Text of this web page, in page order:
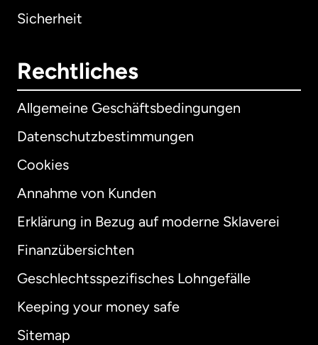
Sicherheit
Rechtliches
Allgemeine Geschäftsbedingungen
Datenschutzbestimmungen
Cookies
Annahme von Kunden
Erklärung in Bezug auf moderne Sklaverei
Finanzübersichten
Geschlechtsspezifisches Lohngefälle
Keeping your money safe
Sitemap
International English
Australien